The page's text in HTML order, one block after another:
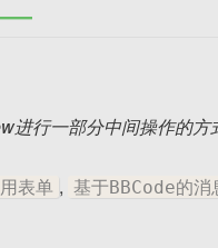
进行一部分中间操作的
表单 , 基于BBCode的消